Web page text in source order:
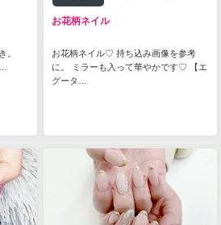
。
お花柄ネイル
お花柄ネイル♡ 持ち込み画像を参考
に。 ミラーも入って華やかです♡ 【エ
グータ…